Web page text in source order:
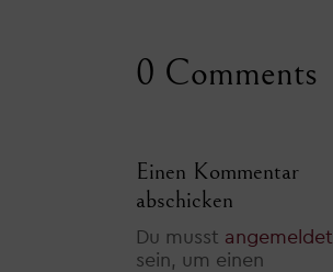
0 Comments
Einen Kommentar
abschicken
Du musst angemeldet
sein, um einen